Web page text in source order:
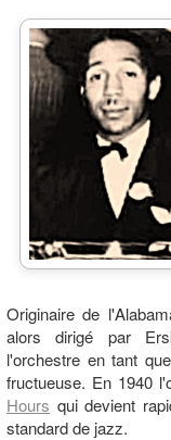
Originaire de
alors dirigé par
l'orchestre en tant
fructueuse. En 1940
Hours qui devient
standard de jazz.